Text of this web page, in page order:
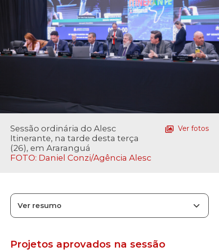
Sessão ordinária do Alesc
Itinerante, na tarde desta terça
(26), em Araranguá
FOTO: Daniel Conzi/Agência Alesc
Ver fotos
Ver resumo
Projetos aprovados na sessão